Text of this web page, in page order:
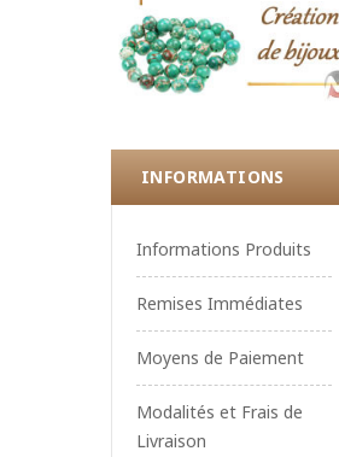
INFORMATIONS
Informations Produits
Remises Immédiates
Moyens de Paiement
Modalités et Frais de
Livraison